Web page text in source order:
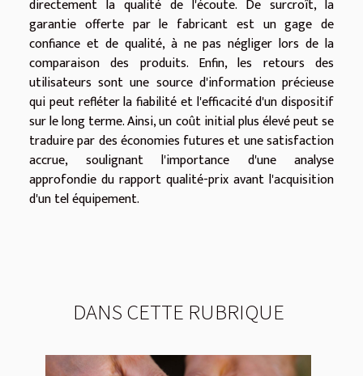
directement la qualité de l'écoute. De surcroît, la
garantie offerte par le fabricant est un gage de
confiance et de qualité, à ne pas négliger lors de la
comparaison des produits. Enfin, les retours des
utilisateurs sont une source d'information précieuse
qui peut refléter la fiabilité et l'efficacité d'un dispositif
sur le long terme. Ainsi, un coût initial plus élevé peut se
traduire par des économies futures et une satisfaction
accrue, soulignant l'importance d'une analyse
approfondie du rapport qualité-prix avant l'acquisition
d'un tel équipement.
DANS CETTE RUBRIQUE